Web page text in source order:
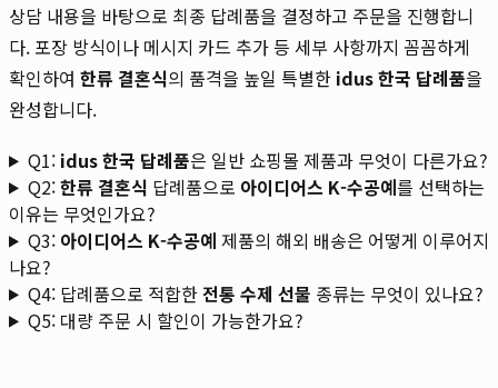
상담 내용을 바탕으로 최종 답례품을 결정하고 주문을 진행합니
다. 포장 방식이나 메시지 카드 추가 등 세부 사항까지 꼼꼼하게
확인하여 한류 결혼식의 품격을 높일 특별한 idus 한국 답례품을
완성합니다.
Q1: idus 한국 답례품은 일반 쇼핑몰 제품과 무엇이 다른가요?
Q2:한류 결혼식 답례품으로 아이디어스 K-수공예를 선택하는
이유는 무엇인가요?
Q3: 아이디어스 K-수공예 제품의 해외 배송은 어떻게 이루어지
나요?
Q4: 답례품으로 적합한전통 수제 선물 종류는 무엇이 있나요?
Q5: 대량 주문 시 할인이 가능한가요?